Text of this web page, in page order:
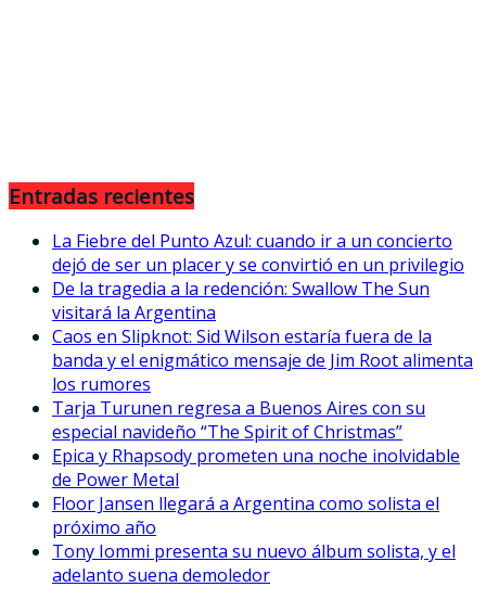
Entradas recientes
La Fiebre del Punto Azul: cuando ir a un concierto
dejó de ser un placer y se convirtió en un privilegio
De la tragedia a la redención: Swallow The Sun
visitará la Argentina
Caos en Slipknot: Sid Wilson estaría fuera de la
banda y el enigmático mensaje de Jim Root alimenta
los rumores
Tarja Turunen regresa a Buenos Aires con su
especial navideño “The Spirit of Christmas”
Epica y Rhapsody prometen una noche inolvidable
de Power Metal
Floor Jansen llegará a Argentina como solista el
próximo año
Tony Iommi presenta su nuevo álbum solista, y el
adelanto suena demoledor